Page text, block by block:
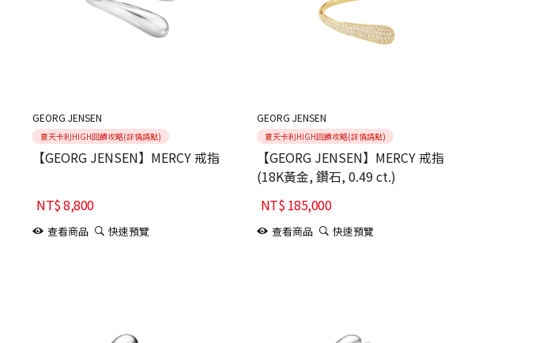
GEORG JENSEN
夏天卡利HIGH回饋攻略(詳情請點)
【GEORG JENSEN】MERCY 戒指
NT$8,800
查看商品 快速預覽
GEORG JENSEN
夏天卡利HIGH回饋攻略(詳情請點)
【GEORG JENSEN】MERCY 戒指
(18K黃金, 鑽石, 0.49 ct.)
NT$185,000
查看商品 快速預覽